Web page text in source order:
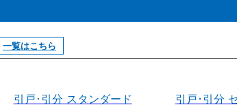
一覧はこちら
引戸･引分 スタンダード 引戸･引分